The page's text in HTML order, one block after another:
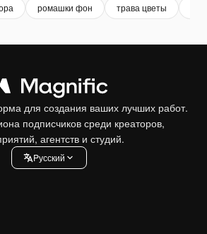
ромашки фон трава цветы
для создания ваших лучших работ.
подписчиков среди креаторов,
агентств и студий.
Pусский